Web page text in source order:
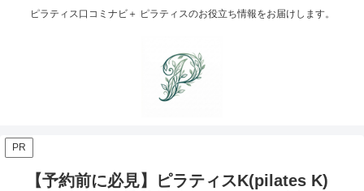
ピラティス口コミナビ＋ ピラティスのお役立ち情報をお届けします。
PR
【予約前に必見】ピラティスK(pilates K)